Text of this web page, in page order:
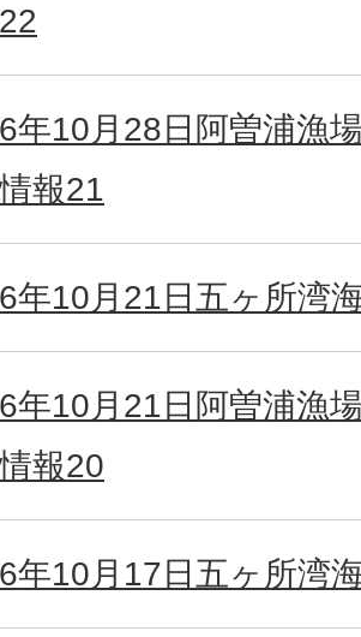
年10月28日阿曽浦漁
報21
年10月21日五ヶ所湾
年10月21日阿曽浦漁
報20
年10月17日五ヶ所湾